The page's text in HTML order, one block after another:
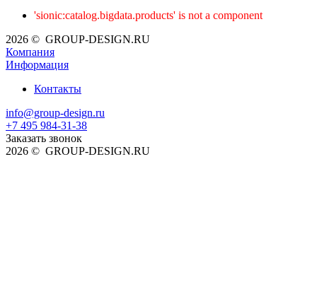
'sionic:catalog.bigdata.products' is not a component
2026 © GROUP-DESIGN.RU
Компания
Информация
Контакты
info@group-design.ru
+7 495 984-31-38
Заказать звонок
2026 © GROUP-DESIGN.RU